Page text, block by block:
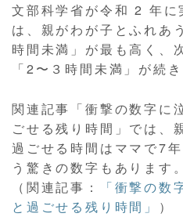
文部科学省が令和 2 年に
は、親がわが子とふれあ
時間未満」が最も高く、
「2〜３時間未満」が続き
関連記事「衝撃の数字に
ごせる残り時間」では、
過ごせる時間はママで7
う驚きの数字もあります。
（関連記事：
「衝撃の数
と過ごせる残り時間」 ）